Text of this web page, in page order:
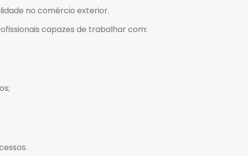
no comércio exterior.
capazes de trabalhar com: